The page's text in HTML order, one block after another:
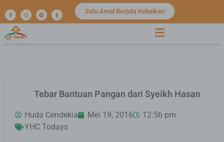
Satu Amal Berjuta Kebaikan
Tebar Bantuan Pangan dari Syeikh Hasan
Huda Cendekia Mei 19, 2016
12:56 pm
YHC Todays